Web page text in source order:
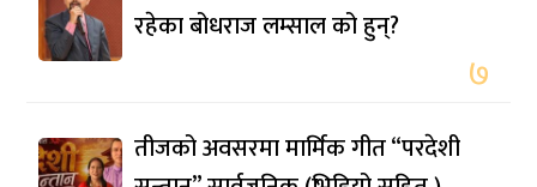
रहेका बोधराज लम्साल को हुन्?
७
तीजको अवसरमा मार्मिक गीत “परदेशी